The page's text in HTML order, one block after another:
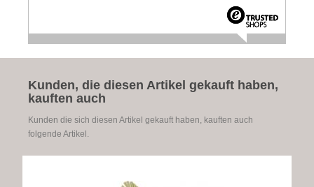
Kunden, die diesen Artikel gekauft haben,
kauften auch
Kunden die sich diesen Artikel gekauft haben, kauften auch
folgende Artikel.